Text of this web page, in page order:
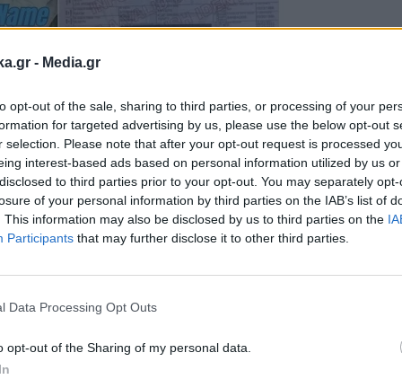
- Media.gr
opt-out of the sale, sharing to third parties, or processing of your
for targeted advertising by us, please use the below opt-out
selection. Please note that after your opt-out request is processed
interest-based ads based on personal information utilized by us
to third parties prior to your opt-out. You may separately
of your personal information by third parties on the IAB’s list of
This information may also be disclosed by us to third parties on the
Participants that may further disclose it to other third parties.
Data Processing Opt Outs
opt-out of the Sharing of my personal data.
την ίδια τη Ριάνα το φύλο του δεύτερου
της με την Puma, λέγοντας:«Αυτή
εγωιστικά θέλω τα αγόρια μου σε ό,τι
newsletter